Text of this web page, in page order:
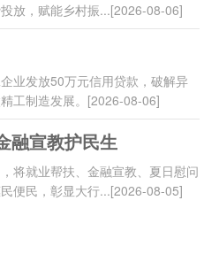
放，赋能乡村振...[2026-08-06]
业发放50万元信用贷款，破解异
工制造发展。 [2026-08-06]
融宣教护民生
将就业帮扶、金融宣教、夏日慰问
便民，彰显大行...[2026-08-05]